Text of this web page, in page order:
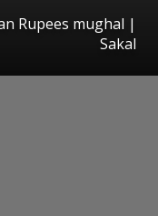
Rupees mughal |
Sakal